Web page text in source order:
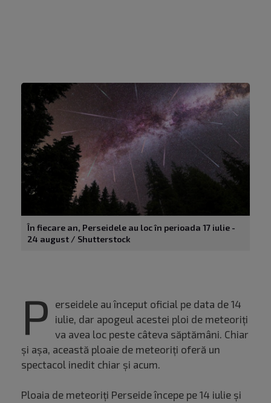
În fiecare an, Perseidele au loc în perioada 17 iulie -
24 august / Shutterstock
P
erseidele au început oficial pe data de 14
iulie, dar apogeul acestei ploi de meteoriți
va avea loc peste câteva săptămâni. Chiar
și așa, această ploaie de meteoriți oferă un
spectacol inedit chiar și acum.
Ploaia de meteoriți Perseide începe pe 14 iulie și